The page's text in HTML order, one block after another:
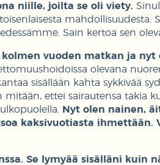
niille, joilta se oli viety.
mahdollisuudesta.
Sain kertoa sen
vuoden matkan ja nyt
olevana
sisällään kahta sykkivää
ettei sairautensa takia
Nyt olen nainen,
kaksivuotiasta ihmettään.
Se lymyää sisälläni kuin